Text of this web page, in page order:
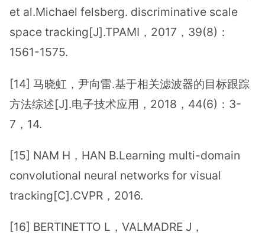
et al.Michael felsberg. discriminative scale
space tracking[J].TPAMI，2017，39(8)：
1561-1575.
[14] 马晓虹，尹向雷.基于相关滤波器的目标跟踪
方法综述[J].电子技术应用，2018，44(6)：3-
7，14.
[15] NAM H，HAN B.Learning multi-domain
convolutional neural networks for visual
tracking[C].CVPR，2016.
[16] BERTINETTO L，VALMADRE J，